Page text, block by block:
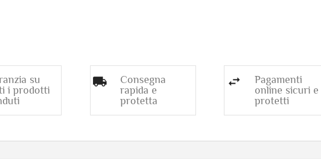
su
i prodotti
Consegna
rapida e
protetta
Pagamenti
online sicuri e
protetti